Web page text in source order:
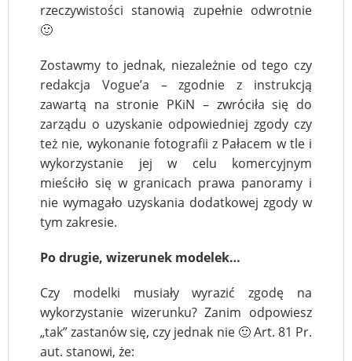
rzeczywistości stanowią zupełnie odwrotnie
🙂
Zostawmy to jednak, niezależnie od tego czy
redakcja Vogue’a – zgodnie z instrukcją
zawartą na stronie PKiN – zwróciła się do
zarządu o uzyskanie odpowiedniej zgody czy
też nie, wykonanie fotografii z Pałacem w tle i
wykorzystanie jej w celu komercyjnym
mieściło się w granicach prawa panoramy i
nie wymagało uzyskania dodatkowej zgody w
tym zakresie.
Po drugie, wizerunek modelek…
Czy modelki musiały wyrazić zgodę na
wykorzystanie wizerunku? Zanim odpowiesz
„tak” zastanów się, czy jednak nie 🙂 Art. 81 Pr.
aut. stanowi, że: